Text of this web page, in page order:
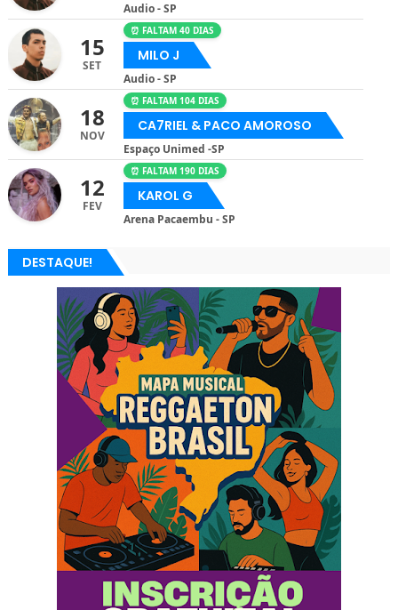
Audio - SP
15
SET
⏰ FALTAM 40 DIAS
MILO J
Audio - SP
18
NOV
⏰ FALTAM 104 DIAS
CA7RIEL & PACO AMOROSO
Espaço Unimed -SP
12
FEV
⏰ FALTAM 190 DIAS
KAROL G
Arena Pacaembu - SP
DESTAQUE!